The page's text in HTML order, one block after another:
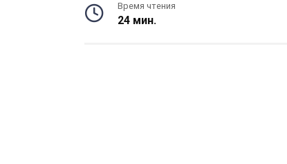
Время чтения
24 мин.